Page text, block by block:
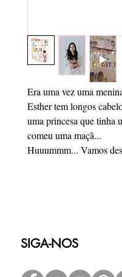
Era uma vez uma
Esther tem longos
uma princesa que tinha
comeu uma maçã...
Huuummm... Vamos
SIGA-NOS